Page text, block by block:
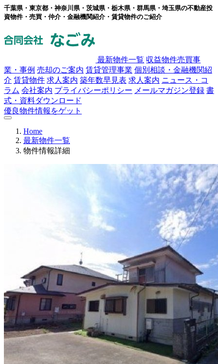
千葉県・東京都・神奈川県・茨城県・栃木県・群馬県・埼玉県の不動産投
資物件・売買・仲介・金融機関紹介・賃貸物件のご紹介
最新物件一覧 収益物件売買事
業・事例 売却のご案内 賃貸管理事業 個別相談・金融機関紹
介 賃貸物件 求人案内 築年数早見表 求人案内 ニュース・コ
ラム 会社案内 プライバシーポリシー メールマガジン登録 書
式・資料ダウンロード
優良物件情報をゲット
Home
最新物件一覧
物件情報詳細